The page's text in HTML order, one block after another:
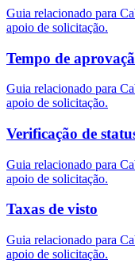
Guia relacionado para
apoio de solicitação.
Tempo de
Guia relacionado para
apoio de solicitação.
Verificação de
Guia relacionado para
apoio de solicitação.
Taxas de visto
Guia relacionado para
apoio de solicitação.